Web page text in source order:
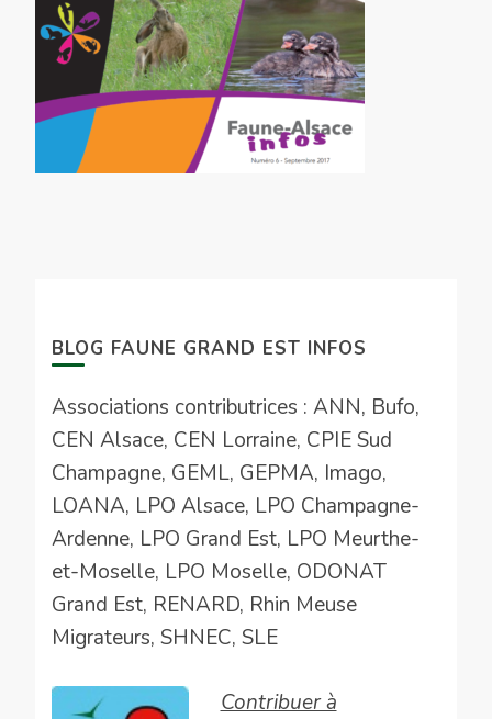
BLOG FAUNE GRAND EST INFOS
Associations contributrices : ANN, Bufo,
CEN Alsace, CEN Lorraine, CPIE Sud
Champagne, GEML, GEPMA, Imago,
LOANA, LPO Alsace, LPO Champagne-
Ardenne, LPO Grand Est, LPO Meurthe-
et-Moselle, LPO Moselle, ODONAT
Grand Est, RENARD, Rhin Meuse
Migrateurs, SHNEC, SLE
Contribuer à